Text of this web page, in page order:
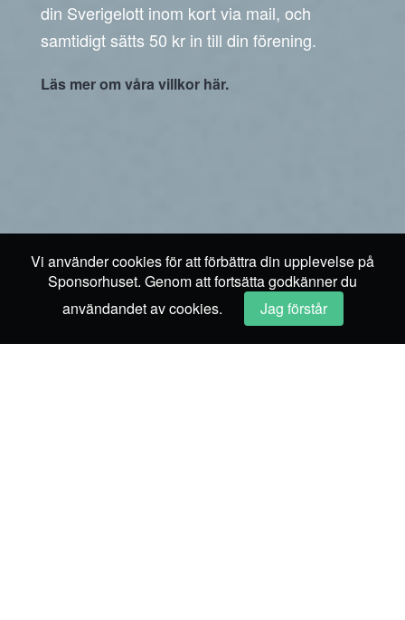
din Sverigelott inom kort via mail, och
samtidigt sätts 50 kr in till din förening.
Läs mer om våra villkor här.
Vi använder cookies för att förbättra din upplevelse på
Sponsorhuset. Genom att fortsätta godkänner du
användandet av cookies.
Jag förstår